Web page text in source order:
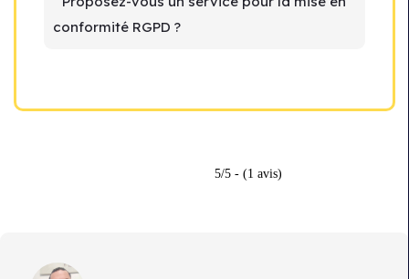
conformité RGPD ?
5/5 - (1 avis)